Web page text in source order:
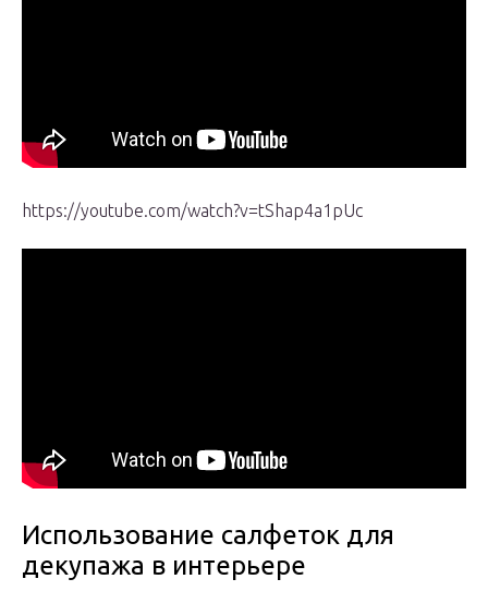
https://youtube.com/watch?v=tShap4a1pUc
Использование салфеток для
декупажа в интерьере